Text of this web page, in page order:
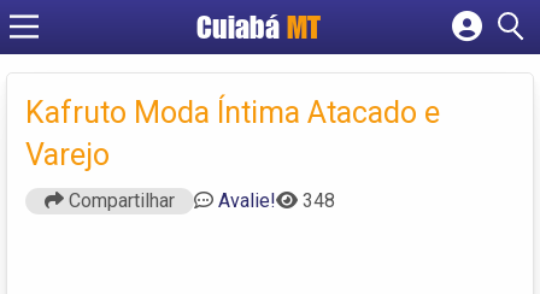
Cuiabá MT
Cadastrar empresa
Criar conta
Kafruto Moda Íntima Atacado e
Varejo
Compartilhar Avalie! 348